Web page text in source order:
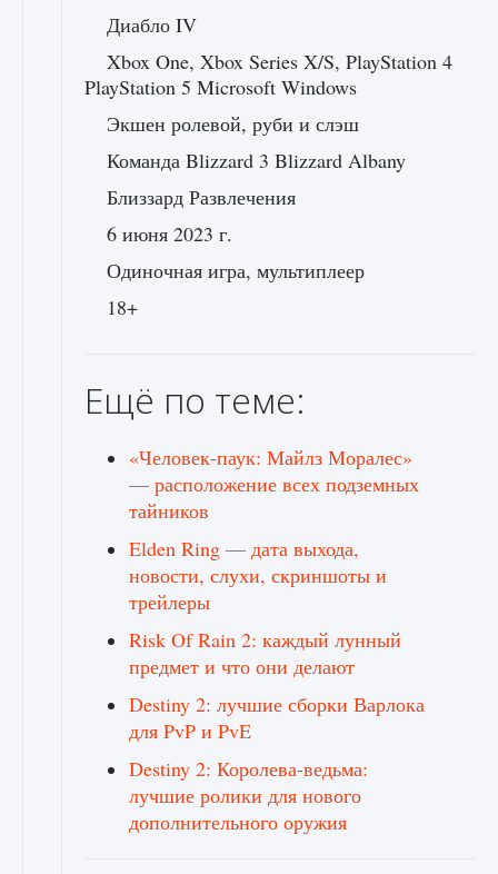
Диабло IV
Xbox One, Xbox Series X/S, PlayStation 4
PlayStation 5 Microsoft Windows
Экшен ролевой, руби и слэш
Команда Blizzard 3 Blizzard Albany
Близзард Развлечения
6 июня 2023 г.
Одиночная игра, мультиплеер
18+
Ещё по теме:
«Человек-паук: Майлз Моралес»
— расположение всех подземных
тайников
Elden Ring — дата выхода,
новости, слухи, скриншоты и
трейлеры
Risk Of Rain 2: каждый лунный
предмет и что они делают
Destiny 2: лучшие сборки Варлока
для PvP и PvE
Destiny 2: Королева-ведьма:
лучшие ролики для нового
дополнительного оружия